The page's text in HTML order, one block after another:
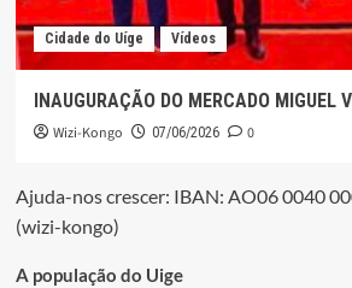
Cidade do Uíge Vídeos
INAUGURAÇÃO DO MERCADO MIGUEL
Wizi-Kongo 07/06/2026 0
Ajuda-nos crescer: IBAN: AO06 0040
(wizi-kongo)
A população do Uige